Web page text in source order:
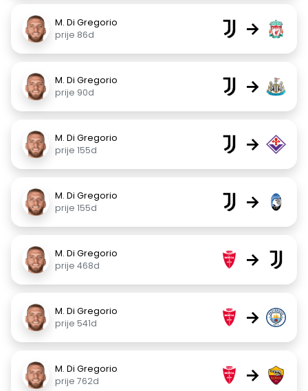
M. Di Gregorio
prije 86d
→
M. Di Gregorio
prije 90d
→
M. Di Gregorio
prije 155d
→
M. Di Gregorio
prije 155d
→
M. Di Gregorio
prije 468d
→
M. Di Gregorio
prije 541d
→
M. Di Gregorio
prije 762d
→